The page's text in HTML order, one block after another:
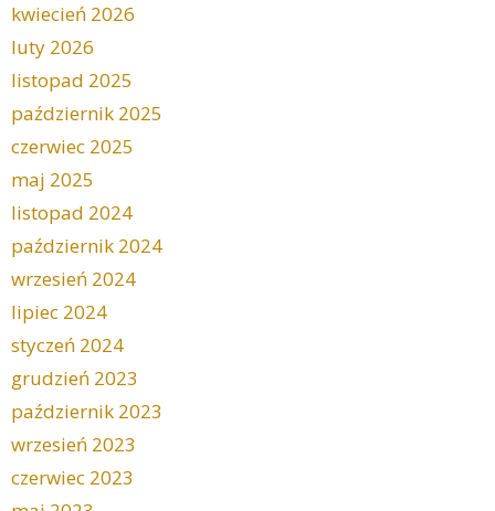
kwiecień 2026
luty 2026
listopad 2025
październik 2025
czerwiec 2025
maj 2025
listopad 2024
październik 2024
wrzesień 2024
lipiec 2024
styczeń 2024
grudzień 2023
październik 2023
wrzesień 2023
czerwiec 2023